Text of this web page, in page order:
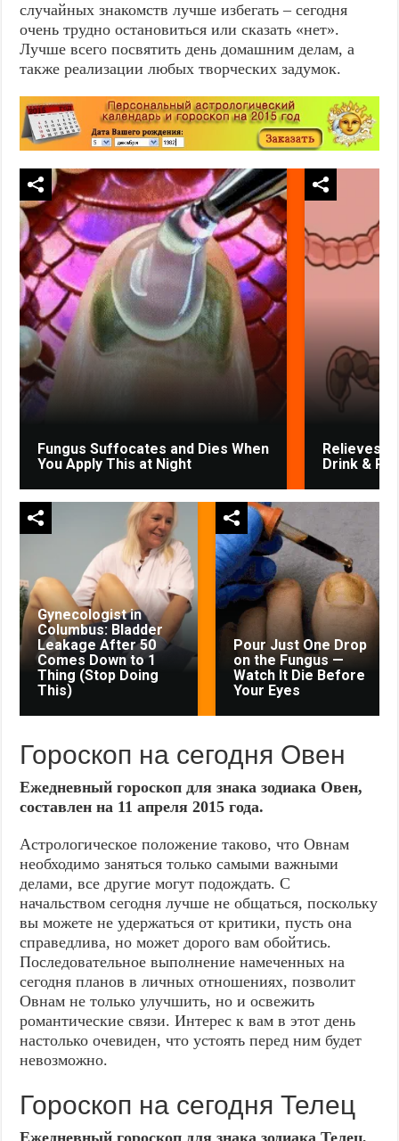
случайных знакомств лучше избегать – сегодня
очень трудно остановиться или сказать «нет».
Лучше всего посвятить день домашним делам, а
также реализации любых творческих задумок.
Fungus Suffocates and Dies When
You Apply This at Night
Relieves
Drink &
Gynecologist in
Columbus: Bladder
Leakage After 50
Comes Down to 1
Thing (Stop Doing
This)
Pour Just One Drop
on the Fungus —
Watch It Die Before
Your Eyes
Гороскоп на сегодня Овен
Ежедневный гороскоп для знака зодиака Овен,
составлен на 11 апреля 2015 года.
Астрологическое положение таково, что Овнам
необходимо заняться только самыми важными
делами, все другие могут подождать. С
начальством сегодня лучше не общаться, поскольку
вы можете не удержаться от критики, пусть она
справедлива, но может дорого вам обойтись.
Последовательное выполнение намеченных на
сегодня планов в личных отношениях, позволит
Овнам не только улучшить, но и освежить
романтические связи. Интерес к вам в этот день
настолько очевиден, что устоять перед ним будет
невозможно.
Гороскоп на сегодня Телец
Ежедневный гороскоп для знака зодиака Телец,